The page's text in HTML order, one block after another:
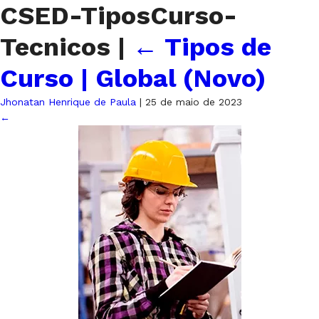
CSED-TiposCurso-
Tecnicos | ← Tipos de
Curso | Global (Novo)
Jhonatan Henrique de Paula | 25 de maio de 2023
←